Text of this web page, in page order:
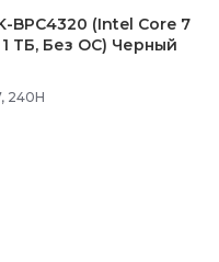
BPC4320 (Intel Core 7
1 ТБ, Без ОС) Черный
240H